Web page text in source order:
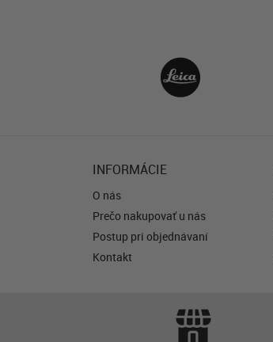
INFORMÁCIE
O nás
Prečo nakupovať u nás
Postup pri objednávaní
Kontakt